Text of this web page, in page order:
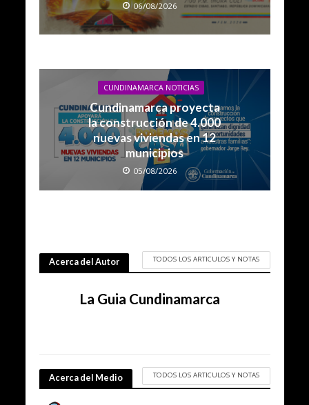
06/08/2026
CUNDINAMARCA NOTICIAS
Cundinamarca proyecta
la construcción de 4.000
nuevas viviendas en 12
municipios
05/08/2026
Acerca del Autor TODOS LOS ARTICULOS Y NOTAS
La Guia Cundinamarca
Acerca del Medio TODOS LOS ARTICULOS Y NOTAS